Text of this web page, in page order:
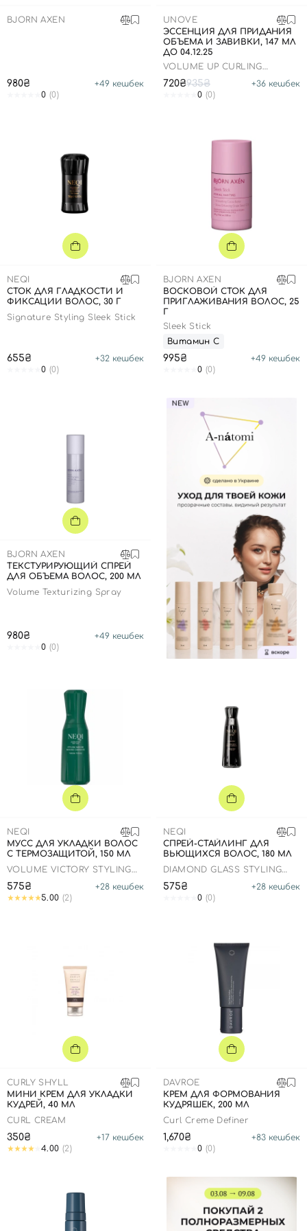
Кремы для тела с SPF
Миниатюры
Карбокситерапия
Бьюти Гаджеты
Автозагар
Специальный уход
Для детей
Для мужчин
Дезодоранты
Интимный уход
Автозагар
BJORN AXEN
980₴ +49 кешбек
0 (0)
UNOVE
ЭССЕНЦИЯ ДЛЯ ПРИДАНИЯ
ОБЪЕМА И ЗАВИВКИ, 147 МЛ
ДО 04.12.25
VOLUME UP CURLING
720₴935₴ +36 кешбек
0 (0)
NEQI
СТОК ДЛЯ ГЛАДКОСТИ И
ФИКСАЦИИ ВОЛОС, 30 Г
Signature Styling Sleek Stick
655₴ +32 кешбек
0 (0)
BJORN AXEN
ВОСКОВОЙ СТОК ДЛЯ
ПРИГЛАЖИВАНИЯ ВОЛОС, 25
Г
Sleek Stick
Витамин С
995₴ +49 кешбек
0 (0)
BJORN AXEN
ТЕКСТУРИРУЮЩИЙ СПРЕЙ
ДЛЯ ОБЪЕМА ВОЛОС, 200 МЛ
Volume Texturizing Spray
980₴ +49 кешбек
0 (0)
NEQI
МУСС ДЛЯ УКЛАДКИ ВОЛОС
С ТЕРМОЗАЩИТОЙ, 150 МЛ
VOLUME VICTORY STYLING
575₴ +28 кешбек
5.00 (2)
NEQI
CПРЕЙ-СТАЙЛИНГ ДЛЯ
ВЬЮЩИХСЯ ВОЛОС, 180 МЛ
DIAMOND GLASS STYLING
575₴ +28 кешбек
0 (0)
CURLY SHYLL
МИНИ КРЕМ ДЛЯ УКЛАДКИ
КУДРЕЙ, 40 МЛ
CURL CREAM
350₴ +17 кешбек
4.00 (2)
DAVROE
КРЕМ ДЛЯ ФОРМОВАНИЯ
КУДРЯШЕК, 200 МЛ
Curl Creme Definer
1,670₴ +83 кешбек
0 (0)